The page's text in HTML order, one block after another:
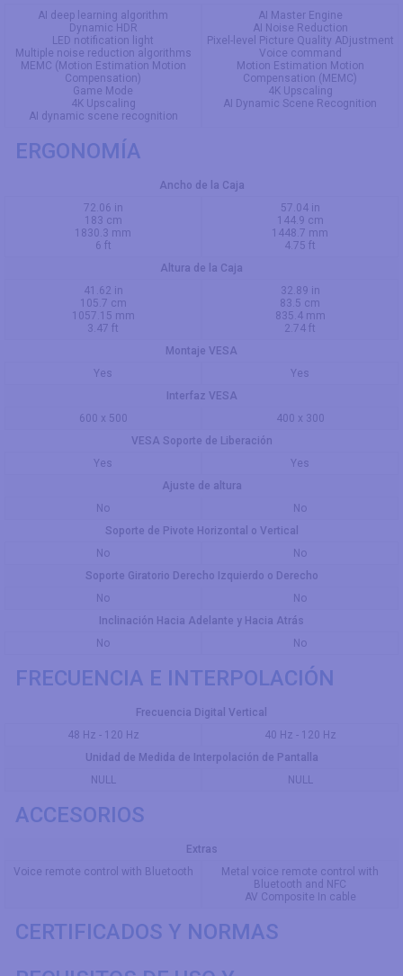
AI deep learning algorithm
Dynamic HDR
LED notification light
Multiple noise reduction algorithms
MEMC (Motion Estimation Motion
Compensation)
Game Mode
4K Upscaling
AI dynamic scene recognition
AI Master Engine
AI Noise Reduction
Pixel-level Picture Quality ADjustment
Voice command
Motion Estimation Motion
Compensation (MEMC)
4K Upscaling
AI Dynamic Scene Recognition
ERGONOMÍA
Ancho de la Caja
72.06 in
183 cm
1830.3 mm
6 ft
57.04 in
144.9 cm
1448.7 mm
4.75 ft
Altura de la Caja
41.62 in
105.7 cm
1057.15 mm
3.47 ft
32.89 in
83.5 cm
835.4 mm
2.74 ft
Montaje VESA
Yes
Yes
Interfaz VESA
600 x 500
400 x 300
VESA Soporte de Liberación
Yes
Yes
Ajuste de altura
No
No
Soporte de Pivote Horizontal o Vertical
No
No
Soporte Giratorio Derecho Izquierdo o Derecho
No
No
Inclinación Hacia Adelante y Hacia Atrás
No
No
FRECUENCIA E INTERPOLACIÓN
Frecuencia Digital Vertical
48 Hz - 120 Hz
40 Hz - 120 Hz
Unidad de Medida de Interpolación de Pantalla
NULL
NULL
ACCESORIOS
Extras
Voice remote control with Bluetooth
Metal voice remote control with
Bluetooth and NFC
AV Composite In cable
CERTIFICADOS Y NORMAS